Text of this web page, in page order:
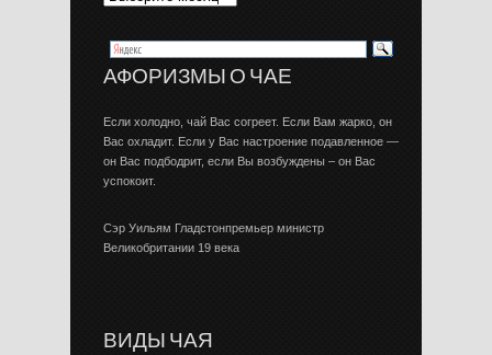
АФОРИЗМЫ О ЧАЕ
Если холодно, чай Вас согреет. Если Вам жарко, он
Вас охладит. Если у Вас настроение подавленное —
он Вас подбодрит, если Вы возбуждены – он Вас
успокоит.
Сэр Уильям Гладстонпремьер министр
Великобритании 19 века
ВИДЫ ЧАЯ